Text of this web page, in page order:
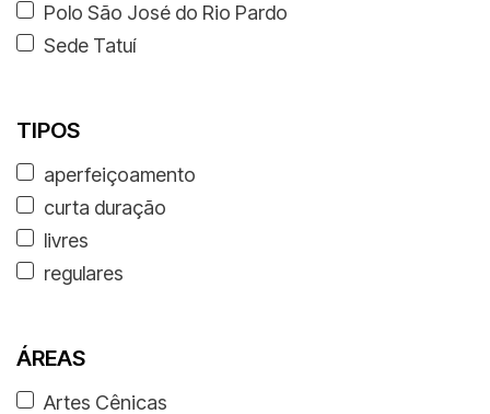
Polo São José do Rio Pardo
Sede Tatuí
TIPOS
aperfeiçoamento
curta duração
livres
regulares
ÁREAS
Artes Cênicas